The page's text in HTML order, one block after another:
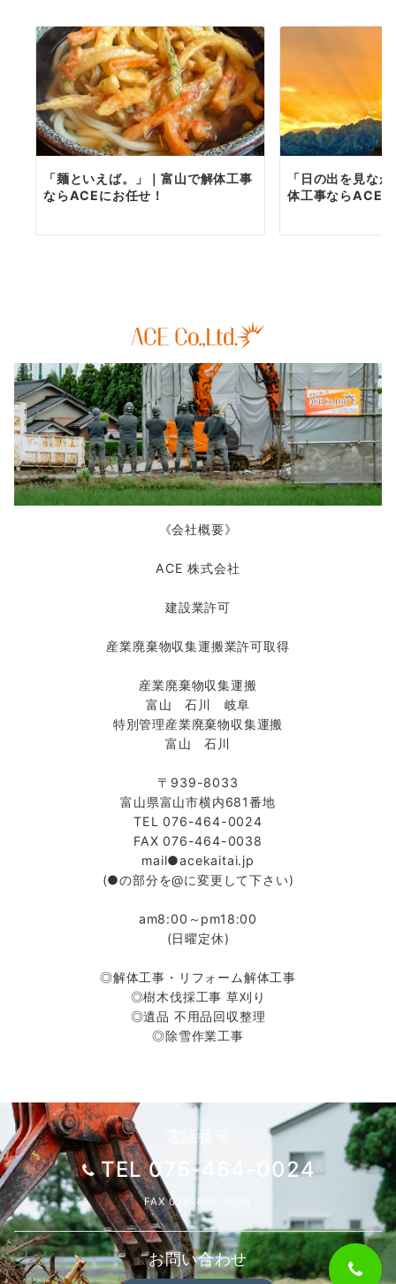
「麺といえば。」｜富山で解体工事
ならACEにお任せ！
「日の出を見な
体工事ならACE
《会社概要》
ACE 株式会社
建設業許可
産業廃棄物収集運搬業許可取得
産業廃棄物収集運搬
富山 石川 岐阜
特別管理産業廃棄物収集運搬
富山 石川
〒939-8033
富山県富山市横内681番地
TEL 076-464-0024
FAX 076-464-0038
mail●acekaitai.jp
(●の部分を@に変更して下さい)
am8:00～pm18:00
(日曜定休)
◎解体工事・リフォーム解体工事
◎樹木伐採工事 草刈り
◎遺品 不用品回収整理
◎除雪作業工事
電話番号
TEL 076-464-0024
FAX 076-464-0038
お問い合わせ